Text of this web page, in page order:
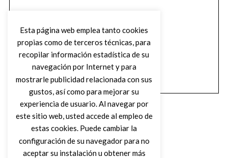
Esta página web emplea tanto cookies
propias como de terceros técnicas, para
recopilar información estadística de su
navegación por Internet y para
mostrarle publicidad relacionada con sus
gustos, así como para mejorar su
experiencia de usuario. Al navegar por
este sitio web, usted accede al empleo de
estas cookies. Puede cambiar la
configuración de su navegador para no
aceptar su instalación u obtener más